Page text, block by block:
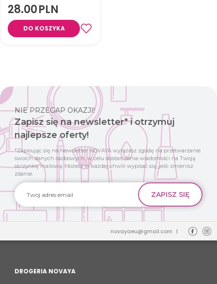
28.00PLN
DO KOSZYKA
NIE PRZEGAP OKAZJI!
Zapisz się na newsletter* i otrzymuj
najlepsze oferty!
*Zapisując się na Newsletter NOVAYA wyrażasz zgodę na przetwarzanie
swoich danych osobowych, w celu dostarczenia wiadomości na Twoją
skrzynkę mailową. Możesz w każdej chwili wypisać się, jeśli zmienisz
zdanie.
novayaeu@gmail.com |
DROGERIA NOVAYA